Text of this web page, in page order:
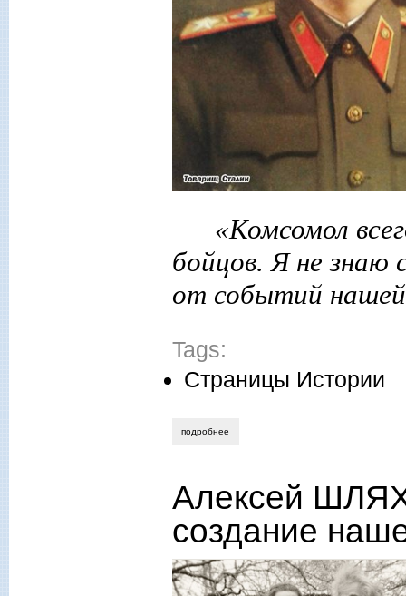
«Комсомол
бойцов. Я не знаю
от событий
Tags:
Страницы Истории
подробнее
Алексей
создание